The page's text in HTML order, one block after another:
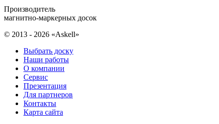
Производитель
магнитно-маркерных досок
© 2013 - 2026 «Askell»
Выбрать доску
Наши работы
О компании
Сервис
Презентация
Для партнеров
Контакты
Карта сайта